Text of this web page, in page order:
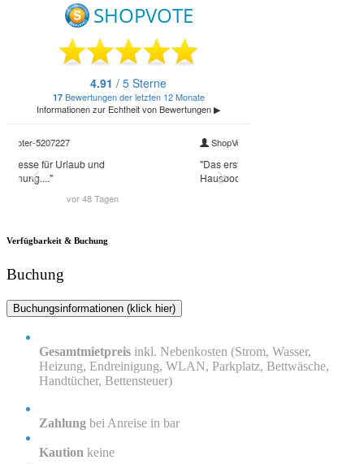
Verfügbarkeit & Buchung
Buchung
Buchungsinformationen (klick hier)
Gesamtmietpreis inkl. Nebenkosten (Strom, Wasser,
Heizung, Endreinigung, WLAN, Parkplatz, Bettwäsche,
Handtücher, Bettensteuer)
Zahlung bei Anreise in bar
Kaution keine